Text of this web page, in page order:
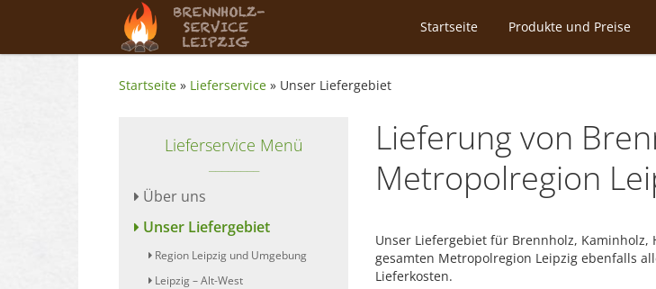
Startseite Produkte und Preise
Startseite » Lieferservice » Unser Liefergebiet
Lieferung von
Metropolregion
Unser Liefergebiet für Brennholz,
gesamten Metropolregion Leipzig ebenfalls
Lieferkosten.
Lieferservice Menü
Über uns
Unser Liefergebiet
Region Leipzig und Umgebung
Leipzig – Alt-West